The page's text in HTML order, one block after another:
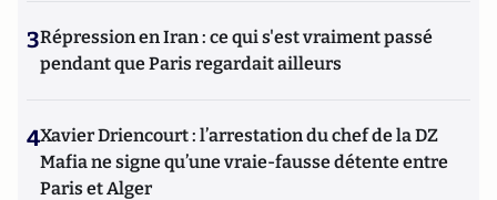
3Répression en Iran : ce qui s'est vraiment passé
pendant que Paris regardait ailleurs
4Xavier Driencourt : l’arrestation du chef de la DZ
Mafia ne signe qu’une vraie-fausse détente entre
Paris et Alger